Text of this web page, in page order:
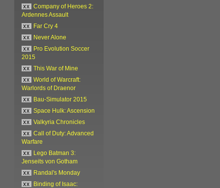
xx
Company of Heroes 2:
Ardennes Assault
xx
Far Cry 4
xx
Never Alone
xx
Pro Evolution Soccer
2015
xx
This War of Mine
xx
World of Warcraft:
Warlords of Draenor
xx
Bau-Simulator 2015
xx
Space Hulk: Ascension
xx
Valkyria Chronicles
xx
Call of Duty: Advanced
Warfare
xx
Lego Batman 3:
Jenseits von Gotham
xx
Randal's Monday
xx
Binding of Isaac: